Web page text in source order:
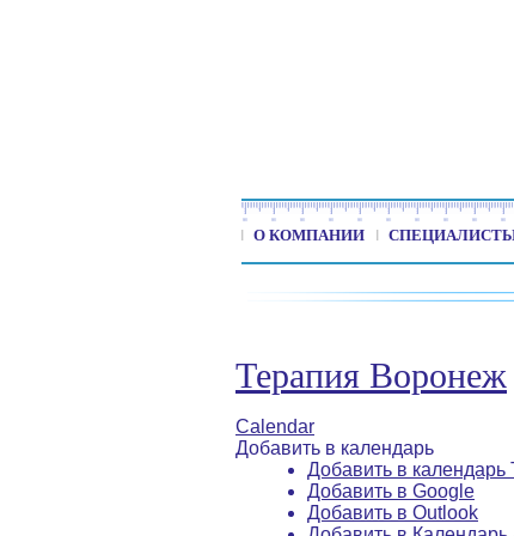
О КОМПАНИИ
Терапия Воронеж
Calendar
Добавить в календарь
Добавить в календарь
Добавить в Google
Добавить в Outlook